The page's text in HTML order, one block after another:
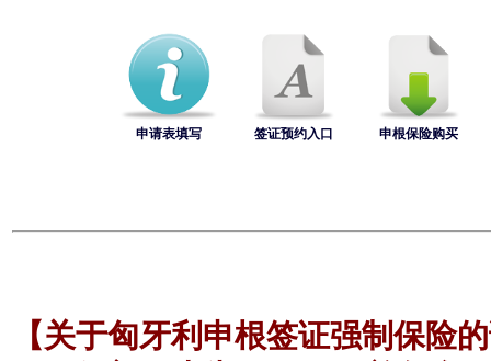
申请表填写 签证预约入口 申根保险购买
【关于匈牙利申根签证强制保险